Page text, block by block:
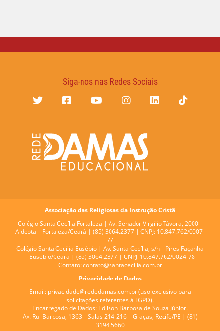
Siga-nos nas Redes Sociais
Associação das Religiosas da Instrução Cristã
Colégio Santa Cecília Fortaleza | Av. Senador Virgílio Távora, 2000 –
Aldeota – Fortaleza/Ceará | (85) 3064.2377 | CNPJ: 10.847.762/0007-
77
Colégio Santa Cecília Eusébio | Av. Santa Cecília, s/n – Pires Façanha
– Eusébio/Ceará | (85) 3064.2377 | CNPJ: 10.847.762/0024-78
Contato: contato@santacecilia.com.br
Privacidade de Dados
Email: privacidade@rededamas.com.br(uso exclusivo para
solicitações referentes à LGPD).
Encarregado de Dados: Edilson Barbosa de Souza Júnior.
Av. Rui Barbosa, 1363 – Salas 214-216 – Graças, Recife/PE | (81)
3194.5660